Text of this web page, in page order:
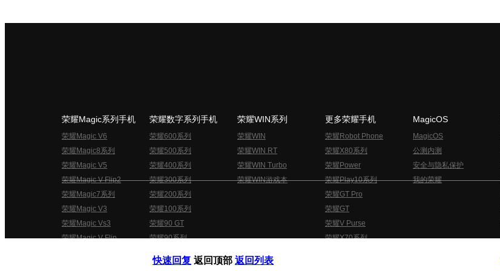
荣耀Magic系列手机
荣耀Magic V6
荣耀Magic8系列
荣耀Magic V5
荣耀Magic V Flip2
荣耀Magic7系列
荣耀Magic V3
荣耀Magic Vs3
荣耀Magic V Flip
荣耀数字系列手机
荣耀600系列
荣耀500系列
荣耀400系列
荣耀300系列
荣耀200系列
荣耀100系列
荣耀90 GT
荣耀90系列
荣耀WIN系列
荣耀WIN
荣耀WIN RT
荣耀WIN Turbo
荣耀WIN游戏本
更多荣耀手机
荣耀Robot Phone
荣耀X80系列
荣耀Power
荣耀Play10系列
荣耀GT Pro
荣耀GT
荣耀V Purse
荣耀X70系列
MagicOS
MagicOS
公测内测
安全与隐私保护
我的荣耀
快速回复 返回顶部 返回列表